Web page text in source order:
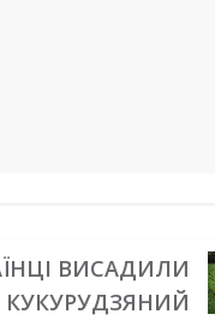
ВИСАДИЛИ